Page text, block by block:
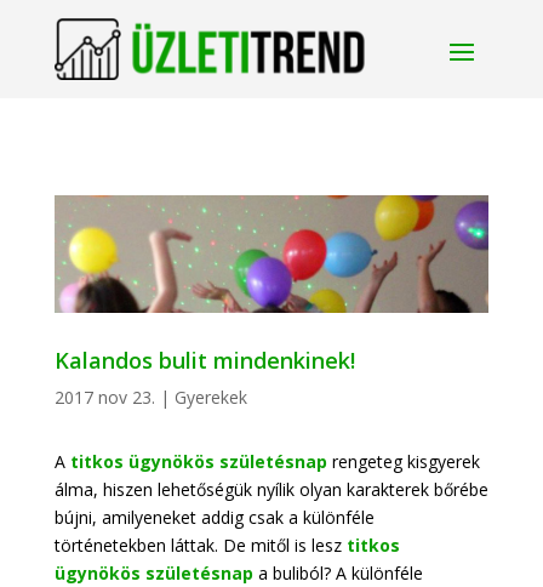
Kalandos bulit mindenkinek!
2017 nov 23. | Gyerekek
A titkos ügynökös születésnap rengeteg kisgyerek
álma, hiszen lehetőségük nyílik olyan karakterek bőrébe
bújni, amilyeneket addig csak a különféle
történetekben láttak. De mitől is lesz titkos
ügynökös születésnap a buliból? A különféle